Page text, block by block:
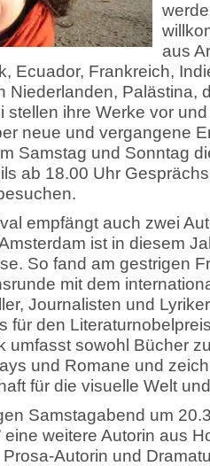
aus
Ecuador, Frankreich,
Niederlanden, Palästina,
stellen ihre Werke vor
neue und vergangene
Samstag und Sonntag
ab 18.00 Uhr
empfängt auch zwei
ist in diesem
So fand am gestrigen
mit dem
Journalisten und
für den
umfasst sowohl Bücher
und Romane und
für die visuelle Welt
Samstagabend um
eine weitere Autorin aus
Autorin und